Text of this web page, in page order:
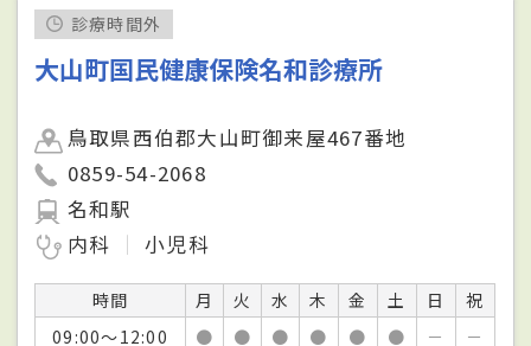
診療時間外
大山町国民健康保険名和診療所
鳥取県西伯郡大山町御来屋467番地
0859-54-2068
名和駅
内科
小児科
時間 月 火 水 木 金 土 日
祝
09:00～12:00
● ● ● ● ● ● －
－